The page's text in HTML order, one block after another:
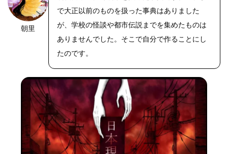
朝里
で大正以前のものを扱った事典はありました
が、学校の怪談や都市伝説までを集めたものは
ありませんでした。そこで自分で作ることにし
たのです。